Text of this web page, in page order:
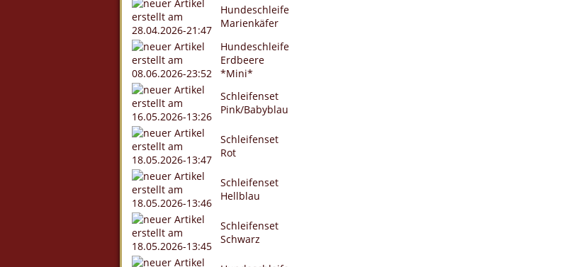
Hundeschleife
Marienkäfer
Hundeschleife
Erdbeere
*Mini*
Schleifenset
Pink/Babyblau
Schleifenset
Rot
Schleifenset
Hellblau
Schleifenset
Schwarz